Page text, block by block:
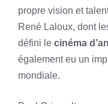
propre vision et
René Laloux, dont
défini le cinéma
également eu un
mondiale.